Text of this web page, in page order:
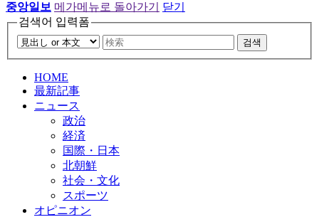
중앙일보 메가메뉴로 돌아가기
닫기
검색어 입력폼
검색
HOME
最新記事
ニュース
政治
経済
国際・日本
北朝鮮
社会・文化
スポーツ
オピニオン